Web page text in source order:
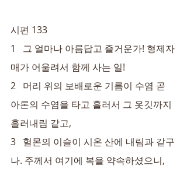
시편 133
1   그 얼마나 아름답고 즐거운가! 형제자
매가 어울려서 함께 사는 일!
2   머리 위의 보배로운 기름이 수염 곧
아론의 수염을 타고 흘러서 그 옷깃까지
흘러내림 같고,
3   헐몬의 이슬이 시온 산에 내림과 같구
나. 주께서 여기에 복을 약속하셨으니,